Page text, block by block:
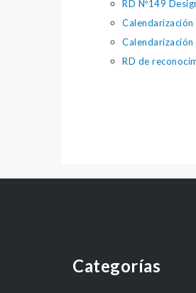
RD Nº149
RD de
Categorías